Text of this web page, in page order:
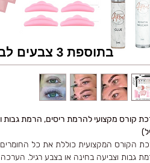
הקורס המקצועית כוללת את כל
גבות וצביעה בחינה או בצבע רגיל.